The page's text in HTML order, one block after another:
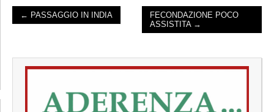
← PASSAGGIO IN INDIA
FECONDAZIONE POCO
ASSISTITA →